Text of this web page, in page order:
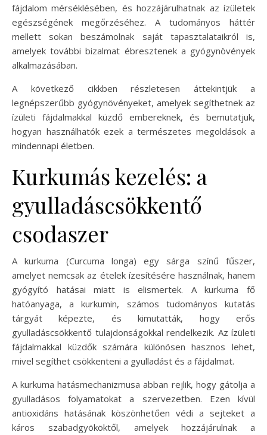
fájdalom mérséklésében, és hozzájárulhatnak az ízületek
egészségének megőrzéséhez. A tudományos háttér
mellett sokan beszámolnak saját tapasztalataikról is,
amelyek további bizalmat ébresztenek a gyógynövények
alkalmazásában.
A következő cikkben részletesen áttekintjük a
legnépszerűbb gyógynövényeket, amelyek segíthetnek az
ízületi fájdalmakkal küzdő embereknek, és bemutatjuk,
hogyan használhatók ezek a természetes megoldások a
mindennapi életben.
Kurkumás kezelés: a
gyulladáscsökkentő
csodaszer
A kurkuma (Curcuma longa) egy sárga színű fűszer,
amelyet nemcsak az ételek ízesítésére használnak, hanem
gyógyító hatásai miatt is elismertek. A kurkuma fő
hatóanyaga, a kurkumin, számos tudományos kutatás
tárgyát képezte, és kimutatták, hogy erős
gyulladáscsökkentő tulajdonságokkal rendelkezik. Az ízületi
fájdalmakkal küzdők számára különösen hasznos lehet,
mivel segíthet csökkenteni a gyulladást és a fájdalmat.
A kurkuma hatásmechanizmusa abban rejlik, hogy gátolja a
gyulladásos folyamatokat a szervezetben. Ezen kívül
antioxidáns hatásának köszönhetően védi a sejteket a
káros szabadgyököktől, amelyek hozzájárulnak a